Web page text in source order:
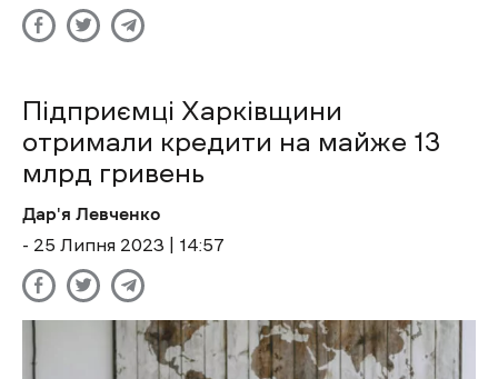
Підприємці Харківщини
отримали кредити на майже 13
млрд гривень
Дар'я Левченко
- 25 Липня 2023 | 14:57